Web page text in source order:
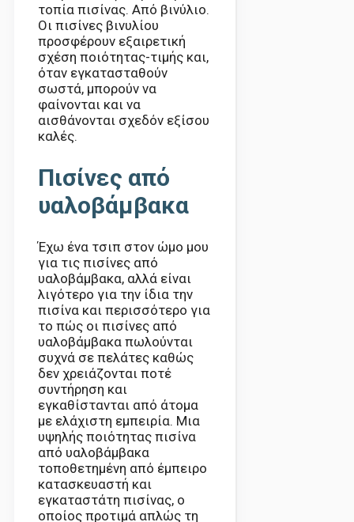
τοπία πισίνας. Από βινύλιο.
Οι πισίνες βινυλίου
προσφέρουν εξαιρετική
σχέση ποιότητας-τιμής και,
όταν εγκατασταθούν
σωστά, μπορούν να
φαίνονται και να
αισθάνονται σχεδόν εξίσου
καλές.
Πισίνες από
υαλοβάμβακα
Έχω ένα τσιπ στον ώμο μου
για τις πισίνες από
υαλοβάμβακα, αλλά είναι
λιγότερο για την ίδια την
πισίνα και περισσότερο για
το πώς οι πισίνες από
υαλοβάμβακα πωλούνται
συχνά σε πελάτες καθώς
δεν χρειάζονται ποτέ
συντήρηση και
εγκαθίστανται από άτομα
με ελάχιστη εμπειρία. Μια
υψηλής ποιότητας πισίνα
από υαλοβάμβακα
τοποθετημένη από έμπειρο
κατασκευαστή και
εγκαταστάτη πισίνας, ο
οποίος προτιμά απλώς τη